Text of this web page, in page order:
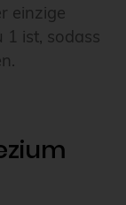
einzige
1 ist, sodass